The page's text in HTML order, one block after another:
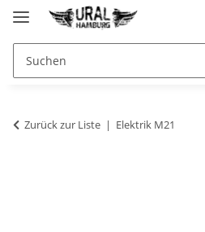
Zurück zur Liste Elektrik M21